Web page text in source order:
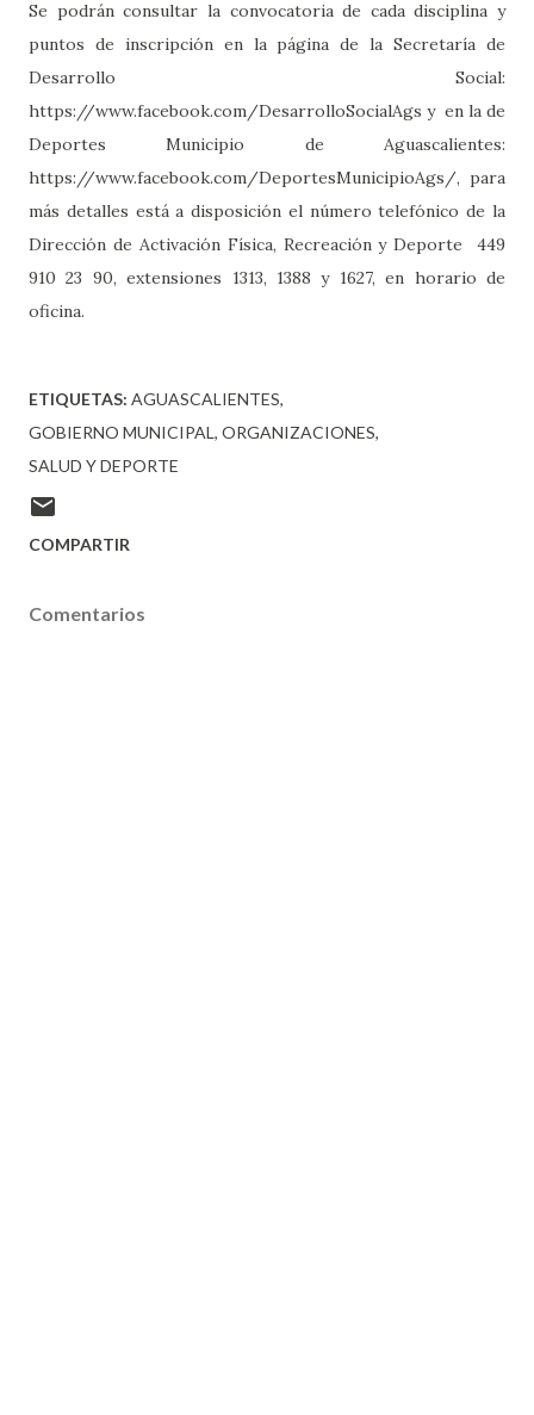
Se podrán consultar la convocatoria de cada disciplina y
puntos de inscripción en la página de la Secretaría de
Desarrollo Social:
https://www.facebook.com/DesarrolloSocialAgs y en la de
Deportes Municipio de Aguascalientes:
https://www.facebook.com/DeportesMunicipioAgs/, para
más detalles está a disposición el número telefónico de la
Dirección de Activación Física, Recreación y Deporte 449
910 23 90, extensiones 1313, 1388 y 1627, en horario de
oficina.
ETIQUETAS: AGUASCALIENTES
GOBIERNO MUNICIPAL ORGANIZACIONES
SALUD Y DEPORTE
COMPARTIR
Comentarios